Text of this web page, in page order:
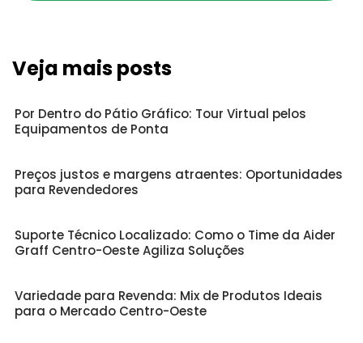
Veja mais posts
Por Dentro do Pátio Gráfico: Tour Virtual pelos
Equipamentos de Ponta
Preços justos e margens atraentes: Oportunidades
para Revendedores
Suporte Técnico Localizado: Como o Time da Aider
Graff Centro-Oeste Agiliza Soluções
Variedade para Revenda: Mix de Produtos Ideais
para o Mercado Centro-Oeste